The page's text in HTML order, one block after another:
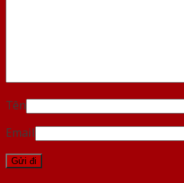
Tên
Email